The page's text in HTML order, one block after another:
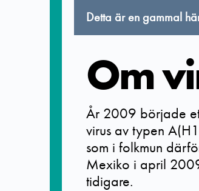
Detta är en gammal
Om
År 2009 började
virus av typen
som i folkmun
Mexiko i april
tidigare.